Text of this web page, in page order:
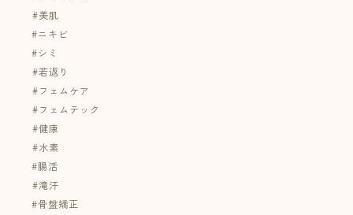
⁡#美肌
#ニキビ
#シミ
⁡#若返り
⁡#フェムケア⁡
⁡#フェムテック
⁡#健康
⁡#水素
#腸活
⁡#滝汗
#骨盤矯正